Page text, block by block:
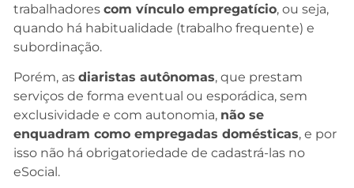
trabalhadores com vínculo empregatício, ou seja,
quando há habitualidade (trabalho frequente) e
subordinação.
Porém, as diaristas autônomas, que prestam
serviços de forma eventual ou esporádica, sem
exclusividade e com autonomia, não se
enquadram como empregadas domésticas, e por
isso não há obrigatoriedade de cadastrá-las no
eSocial.